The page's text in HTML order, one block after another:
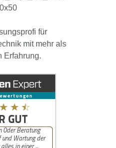
für
mit mehr als
Erfahrung.